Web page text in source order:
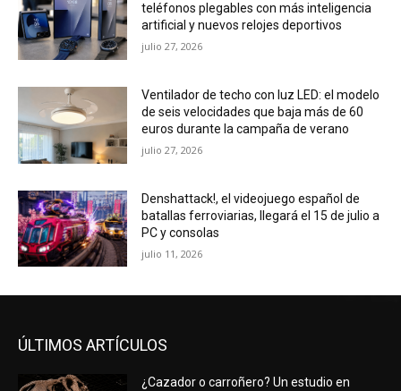
teléfonos plegables con más inteligencia
artificial y nuevos relojes deportivos
julio 27, 2026
Ventilador de techo con luz LED: el modelo
de seis velocidades que baja más de 60
euros durante la campaña de verano
julio 27, 2026
Denshattack!, el videojuego español de
batallas ferroviarias, llegará el 15 de julio a
PC y consolas
julio 11, 2026
ÚLTIMOS ARTÍCULOS
¿Cazador o carroñero? Un estudio en